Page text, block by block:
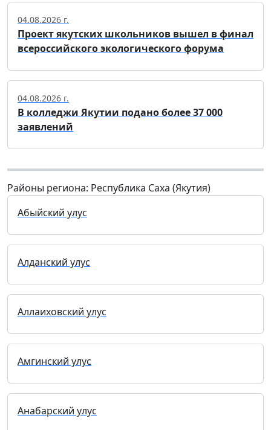
04.08.2026 г.
Проект якутских школьников вышел в финал
всероссийского экологического форума
04.08.2026 г.
В колледжи Якутии подано более 37 000
заявлений
Районы региона: Республика Саха (Якутия)
Абыйский улус
Алданский улус
Аллаиховский улус
Амгинский улус
Анабарский улус